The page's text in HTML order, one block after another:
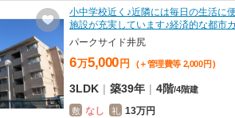
小中学校近く♪近隣には毎日の生活に
施設が充実しています♪経済的な都市
パークサイド井尻
6万5,000 円 (＋管理費等 2,000 円 )
3LDK | 築39年 | 4階/4階建
敷 なし 礼 13万円